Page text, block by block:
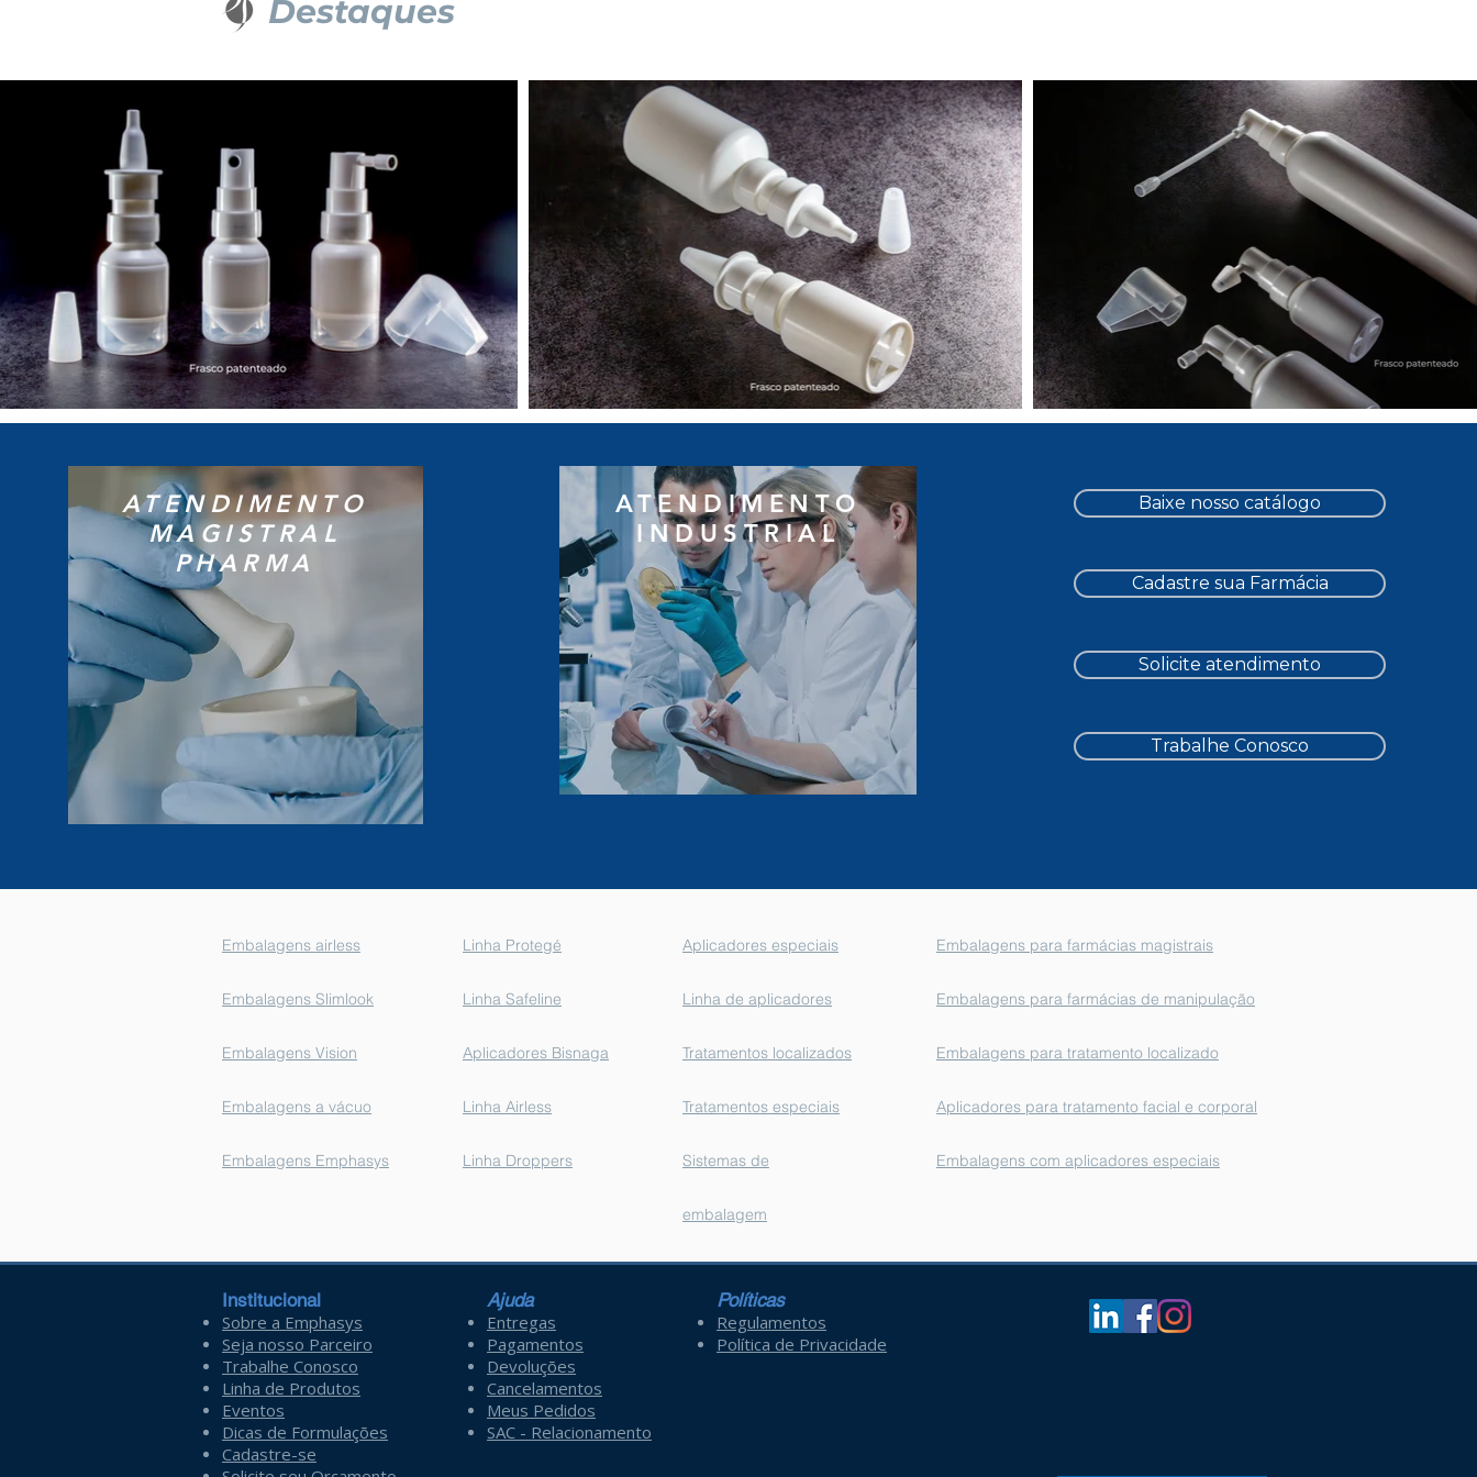
Destaques
ATENDIMENTO
MAGISTRAL
PHARMA
ATENDIMENTO
INDUSTRIAL
Baixe nosso catálogo
Cadastre sua Farmácia
Solicite atendimento
Trabalhe Conosco
Embalagens airless
Embalagens Slimlook
Embalagens Vision
Embalagens a vácuo
Embalagens Emphasys
Linha Protegé
Linha Safeline
Aplicadores Bisnaga
Linha Airless
Linha Droppers
Aplicadores especiais
Linha de aplicadores
Tratamentos localizados
Tratamentos especiais
Sistemas de
embalagem
Embalagens para farmácias magistrais
Embalagens para farmácias de manipulação
Embalagens para tratamento localizado
Aplicadores para tratamento facial e corporal
Embalagens com aplicadores especiais
Institucional
Sobre a Emphasys
Seja nosso Parceiro
Trabalhe Conosco
Linha de Produtos
Eventos
Dicas de Formulações
Cadastre-se
Ajuda
Entregas
Pagamentos
Devoluções
Cancelamentos
Meus Pedidos
SAC - Relacionamento
Políticas
Regulamentos
Política de Privacidade